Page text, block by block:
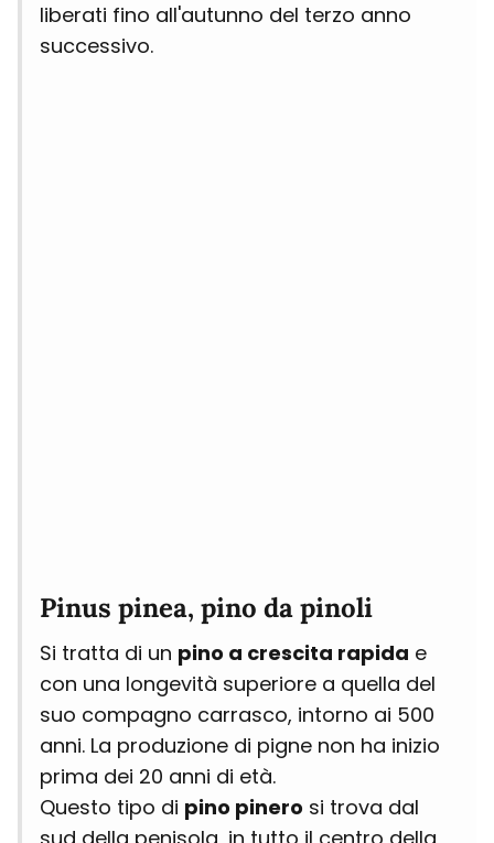
liberati fino all'autunno del terzo anno
successivo.
Pinus pinea, pino da pinoli
Si tratta di un pino a crescita rapida e
con una longevità superiore a quella del
suo compagno carrasco, intorno ai 500
anni. La produzione di pigne non ha inizio
prima dei 20 anni di età.
Questo tipo di pino pinero si trova dal